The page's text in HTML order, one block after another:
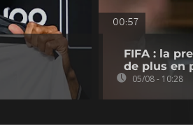
00:57
FIFA : la
de plus en
05/08 - 10:28